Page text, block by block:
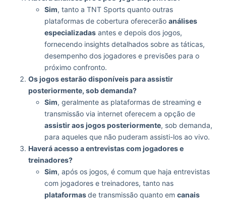
Sim, tanto a TNT Sports quanto outras
plataformas de cobertura oferecerão análises
especializadas antes e depois dos jogos,
fornecendo insights detalhados sobre as táticas,
desempenho dos jogadores e previsões para o
próximo confronto.
Os jogos estarão disponíveis para assistir
posteriormente, sob demanda?
Sim, geralmente as plataformas de streaming e
transmissão via internet oferecem a opção de
assistir aos jogos posteriormente, sob demanda,
para aqueles que não puderam assisti-los ao vivo.
Haverá acesso a entrevistas com jogadores e
treinadores?
Sim, após os jogos, é comum que haja entrevistas
com jogadores e treinadores, tanto nas
plataformasde transmissão quanto em canais